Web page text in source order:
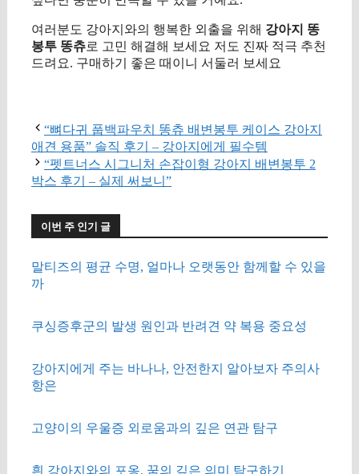
여러분도 강아지와의 행복한 외출을 위해 강아지 똥
봉투 똥츄로 고민 해결해 보세요 저도 진짜 적극 추천
드려요. 구매하기 좋은 때이니 서둘러 보세요
“뼈다귀 풉백파우치 똥츄 배변봉투 케이스 강아지
애견 용품” 솔직 후기 – 강아지에게 필수템
“펫트너스 시그니처 손잡이형 강아지 배변봉투 2
박스 후기 – 실제 써보니”
이번 주 인기 글
말티즈의 평균 수명, 얼마나 오랫동안 함께할 수 있을
까
쿠싱증후군의 발생 원인과 반려견 약 복용 중요성
강아지에게 주는 바나나, 안전한지 알아보자 주의사
항은
고양이의 우울증 외로움과의 깊은 연관 탐구
흰 강아지와의 포옹, 꿈의 깊은 의미 탐구하기